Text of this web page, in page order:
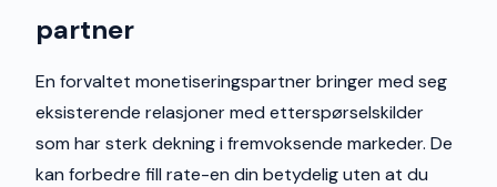
partner
En forvaltet monetiseringspartner bringer med seg
eksisterende relasjoner med etterspørselskilder
som har sterk dekning i fremvoksende markeder. De
kan forbedre fill rate-en din betydelig uten at du